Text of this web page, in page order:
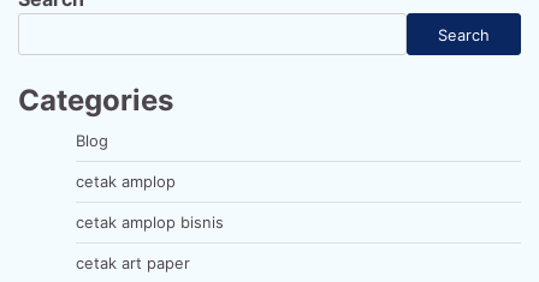
Search
Categories
Blog
cetak amplop
cetak amplop bisnis
cetak art paper